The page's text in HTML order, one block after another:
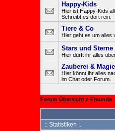
Happy-Kids
Hier ist Happy-Kids
Schreibt es dort rein.
Tiere & Co
Hier geht es um alles
Stars und Sterne
Hier dürft ihr alles
Zauberei & Magie
Hier könnt ihr alles
im Chat oder Forum.
Forum Übersicht » Freunde
:: Statistiken :.